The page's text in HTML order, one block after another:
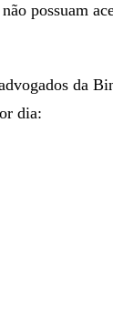
possuam
da
dia: